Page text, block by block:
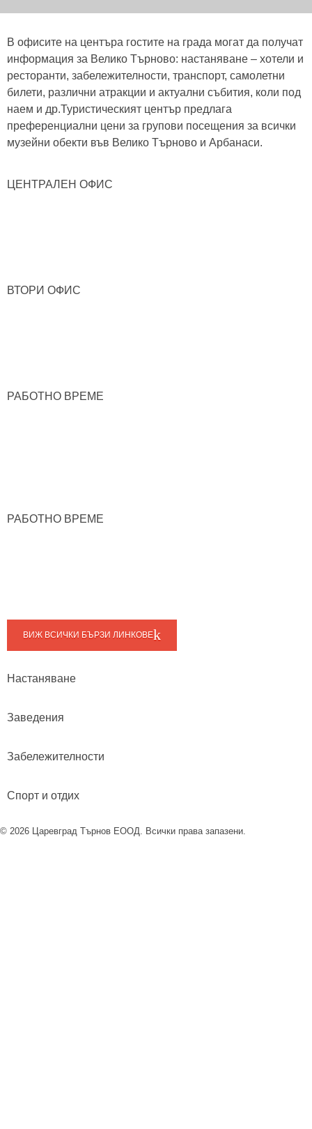
В офисите на центъра гостите на града могат да получат
информация за Велико Търново: настаняване – хотели и
ресторанти, забележителности, транспорт, самолетни
билети, различни атракции и актуални събития, коли под
наем и др.Туристическият център предлага
преференциални цени за групови посещения за всички
музейни обекти във Велико Търново и Арбанаси.
ЦЕНТРАЛЕН ОФИС
ВТОРИ ОФИС
РАБОТНО ВРЕМЕ
РАБОТНО ВРЕМЕ
ВИЖ ВСИЧКИ БЪРЗИ ЛИНКОВЕ
Настаняване
Заведения
Забележителности
Спорт и отдих
© 2026 Царевград Търнов ЕООД. Всички права запазени.